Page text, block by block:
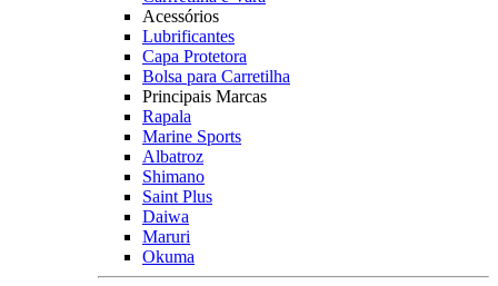
Acessórios
Lubrificantes
Capa Protetora
Bolsa para Carretilha
Principais Marcas
Rapala
Marine Sports
Albatroz
Shimano
Saint Plus
Daiwa
Maruri
Okuma